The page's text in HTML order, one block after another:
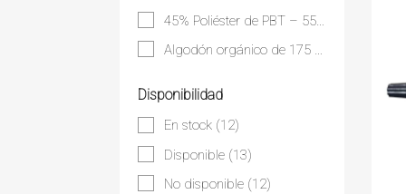
45% Poliéster de PBT – 55% Poliéster reciclado derivado de botellas de plástico PET
Algodón orgánico de 175 grs
Disponibilidad
En stock (12)
Disponible (13)
No disponible (12)